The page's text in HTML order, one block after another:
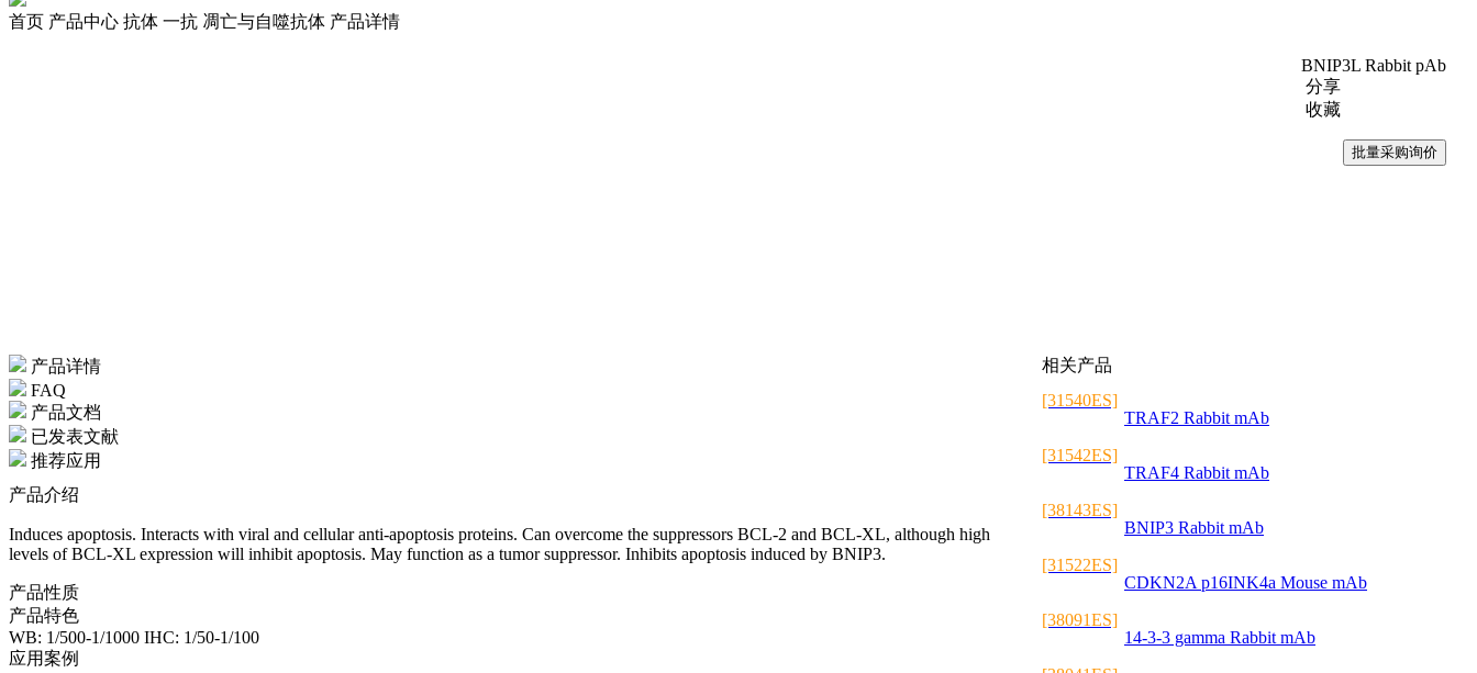
首页 产品中心 抗体 一抗 凋亡与自噬抗体 产品详情
BNIP3L Rabbit pAb
分享
收藏
批量采购询价
产品详情
FAQ
产品文档
已发表文献
推荐应用
产品介绍
Induces apoptosis. Interacts with viral and cellular anti-apoptosis proteins. Can overcome the suppressors BCL-2 and BCL-XL, although high
levels of BCL-XL expression will inhibit apoptosis. May function as a tumor suppressor. Inhibits apoptosis induced by BNIP3.
产品性质
产品特色
WB: 1/500-1/1000 IHC: 1/50-1/100
应用案例
相关产品
[31540ES]
TRAF2 Rabbit mAb
[31542ES]
TRAF4 Rabbit mAb
[38143ES]
BNIP3 Rabbit mAb
[31522ES]
CDKN2A p16INK4a Mouse mAb
[38091ES]
14-3-3 gamma Rabbit mAb